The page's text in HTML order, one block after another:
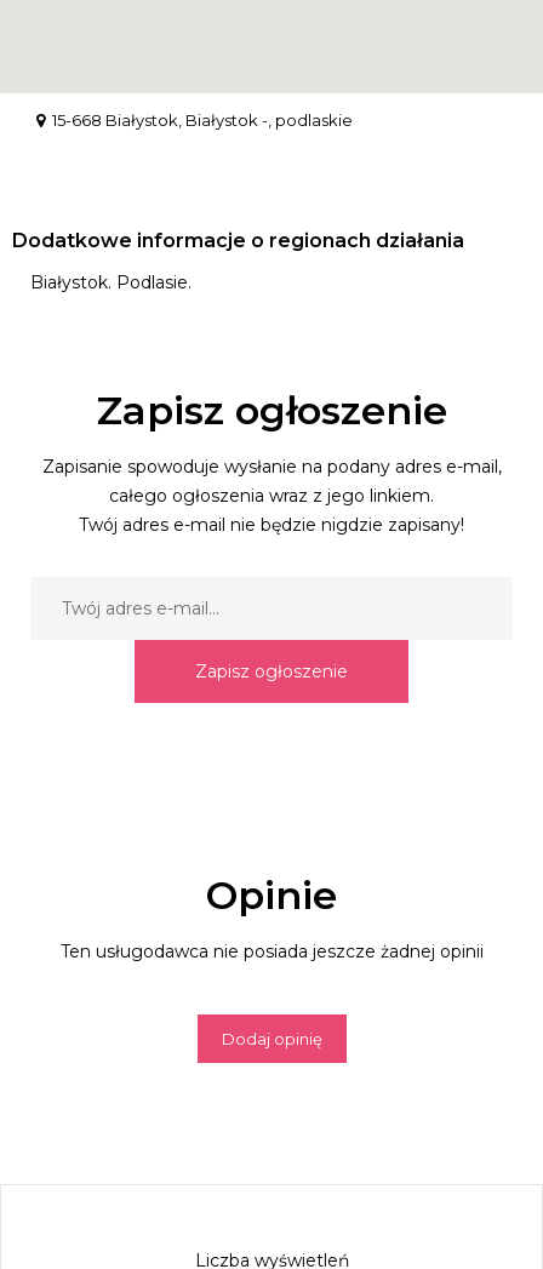
15-668 Białystok, Białystok -, podlaskie
Dodatkowe informacje o regionach działania
Białystok. Podlasie.
Zapisz ogłoszenie
Zapisanie spowoduje wysłanie na podany adres e-mail,
całego ogłoszenia wraz z jego linkiem.
Twój adres e-mail nie będzie nigdzie zapisany!
Zapisz ogłoszenie
Opinie
Ten usługodawca nie posiada jeszcze żadnej opinii
Dodaj opinię
Liczba wyświetleń